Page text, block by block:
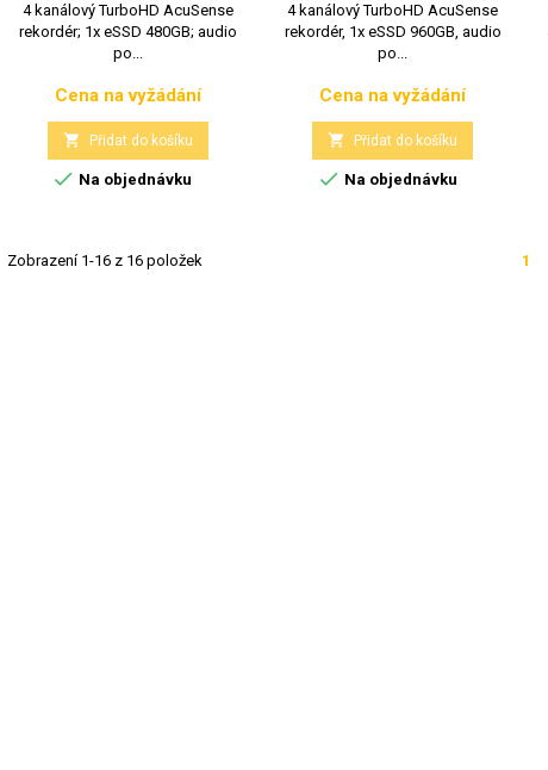
4 kanálový TurboHD AcuSense
rekordér; 1x eSSD 480GB; audio
po...
Cena
Cena na vyžádání
 Přidat do košíku
 Na objednávku
4 kanálový TurboHD AcuSense
rekordér, 1x eSSD 960GB, audio
po...
Cena
Cena na vyžádání
 Přidat do košíku
 Na objednávku
Zobrazení 1-16 z 16 položek 1